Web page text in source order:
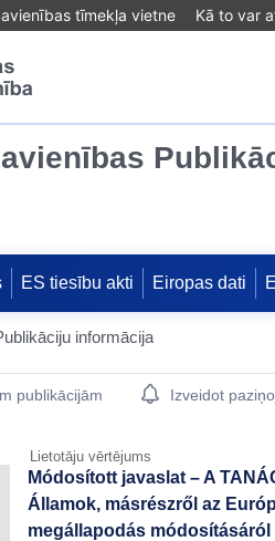
tīmekļa vietne Kā to var
ES tiesību akti Eiropas dati
informācija
Actions Portlet
publikācijām Izveidot
Lietotāju vērtējums
Módosított javaslat – A
Államok, másrészről az
megállapodás